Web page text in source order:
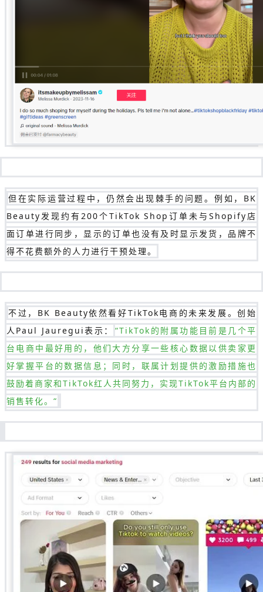
但在实际运营过程中，仍然会出现棘手的问题。例如，BK
Beauty发现约有200个TikTok Shop订单未与Shopify店
面订单进行同步，显示的订单也没有及时显示发货，品牌不
得不花费额外的人力进行干预处理。
不过，BK Beauty依然看好TikTok电商的未来发展。创始
人Paul Jauregui表示：
“TikTok的附属功能目前是几个平
台电商中最好用的，他们大方分享一些核心数据以供卖家更
好掌握平台的数据信息；同时，联属计划提供的激励措施也
鼓励着商家和TikTok红人共同努力，实现TikTok平台内部的
销售转化。“